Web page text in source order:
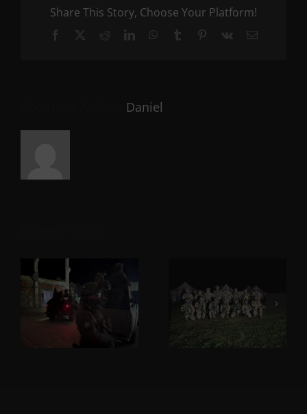
Share This Story, Choose Your Platform!
Facebook RedditLinkedInWhatsApp
Tumblr Pinterest
Vk Email
Daniel